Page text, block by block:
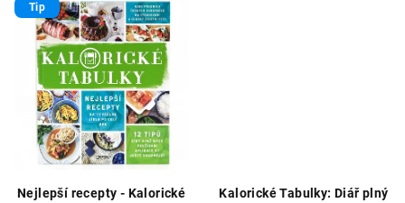
Tip
Nejlepší recepty - Kalorické
Kalorické Tabulky: Diář plný